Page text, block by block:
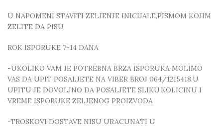
U NAPOMENI STAVITI ZELJENJE INICIJALE,PISMOM KOJIM
ZELITE DA PISU
ROK ISPORUKE 7-14 DANA
-UKOLIKO VAM JE POTREBNA BRZA ISPORUKA MOLIMO
VAS DA UPIT POSALJETE NA VIBER BROJ 064/1215418.U
UPITU JE DOVOLJNO DA POSALJETE SLIKU,KOLICINU I
VREME ISPORUKE ZELJENOG PROIZVODA
-TROSKOVI DOSTAVE NISU URACUNATI U